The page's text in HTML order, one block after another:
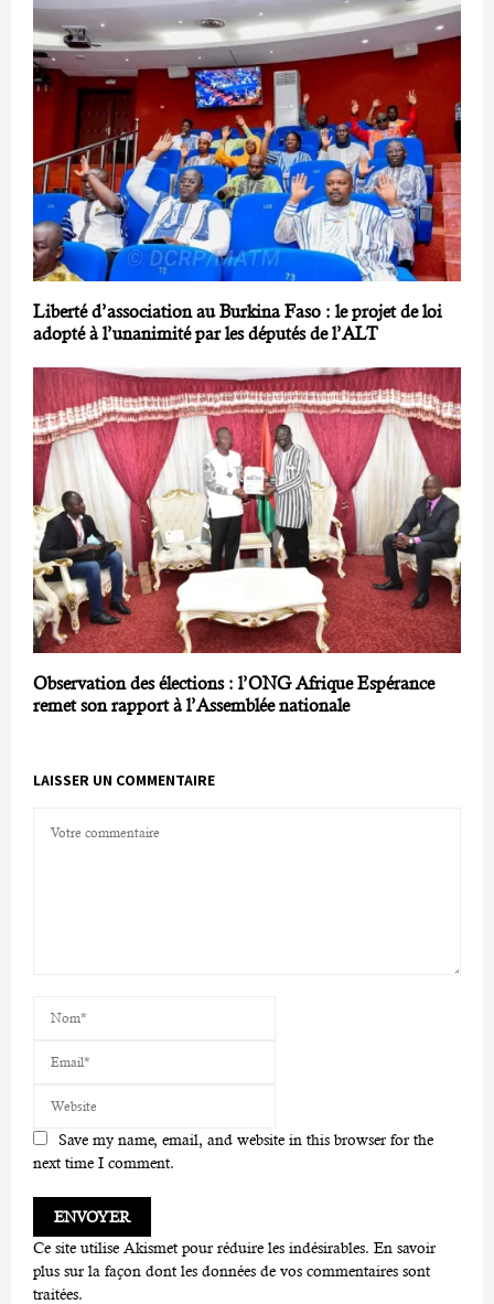
Liberté d’association au Burkina Faso : le projet de loi
adopté à l’unanimité par les députés de l’ALT
Observation des élections : l’ONG Afrique Espérance
remet son rapport à l’Assemblée nationale
LAISSER UN COMMENTAIRE
Save my name, email, and website in this browser for the
next time I comment.
Ce site utilise Akismet pour réduire les indésirables. En savoir
plus sur la façon dont les données de vos commentaires sont
traitées.